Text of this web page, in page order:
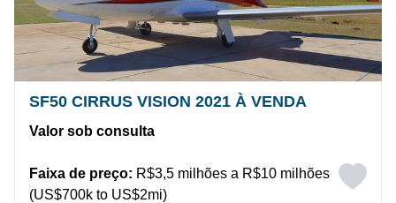
SF50 CIRRUS VISION 2021 À VENDA
Valor sob consulta
Faixa de preço: R$3,5 milhões a R$10 milhões
(US$700k to US$2mi)